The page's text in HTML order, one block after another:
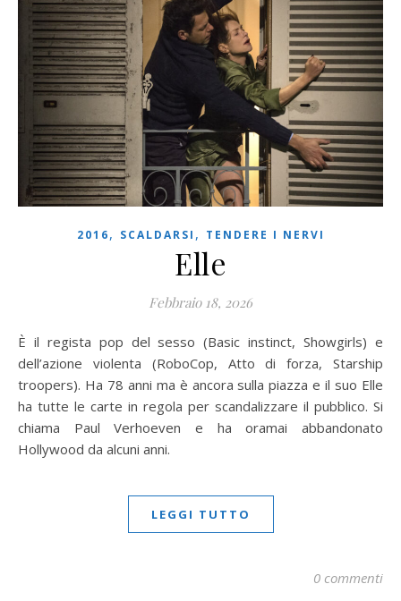
2016, SCALDARSI , TENDERE I NERVI
Elle
Febbraio 18, 2026
È il regista pop del sesso (Basic instinct, Showgirls) e
dell’azione violenta (RoboCop, Atto di forza, Starship
troopers). Ha 78 anni ma è ancora sulla piazza e il suo Elle
ha tutte le carte in regola per scandalizzare il pubblico. Si
chiama Paul Verhoeven e ha oramai abbandonato
Hollywood da alcuni anni.
LEGGI TUTTO
0 commenti